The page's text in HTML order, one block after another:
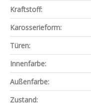
Kraftstoff:
Karosserieform:
Türen:
Innenfarbe:
Außenfarbe:
Zustand: